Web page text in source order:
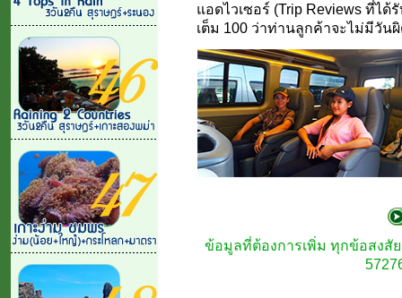
แอดไวเซอร์ (Trip Reviews ที่ไ
เต็ม 100 ว่าท่านลูกค้าจะไม่มีวัน
ข้อมูลที่ต้องการเพิ่ม ทุกข้อสงสั